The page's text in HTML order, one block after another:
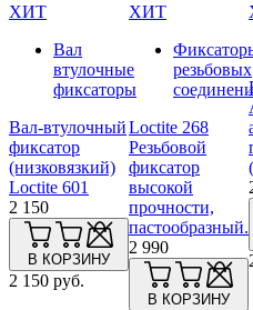
ХИТ
Вал
втулочные
фиксаторы
Вал-втулочный
фиксатор
(низковязкий)
Loctite 601
2 150
В КОРЗИНУ
2 150 руб.
ХИТ
резьбовых
Loctite 268
Резьбовой
фиксатор
высокой
прочности,
пастообразный.
2 990
В КОРЗИНУ